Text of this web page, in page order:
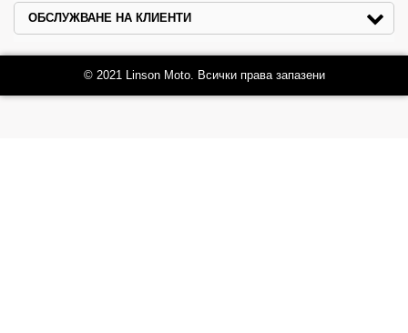
ОБСЛУЖВАНЕ НА КЛИЕНТИ
© 2021 Linson Moto. Всички права запазени